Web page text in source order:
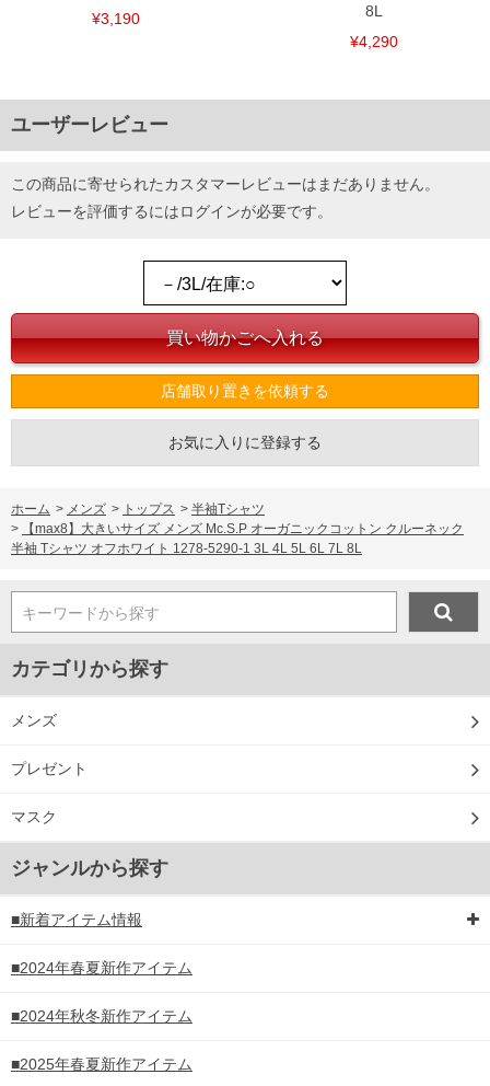
¥3,190
8L
¥4,290
ユーザーレビュー
この商品に寄せられたカスタマーレビューはまだありません。
レビューを評価するにはログインが必要です。
店舗取り置きを依頼する
お気に入りに登録する
ホーム > メンズ > トップス > 半袖Tシャツ
>
【max8】大きいサイズ メンズ Mc.S.P オーガニックコットン クルーネック
半袖 Tシャツ オフホワイト 1278-5290-1 3L 4L 5L 6L 7L 8L
キーワードから探す
カテゴリから探す
メンズ
プレゼント
マスク
ジャンルから探す
■新着アイテム情報
■2024年春夏新作アイテム
■2024年秋冬新作アイテム
■2025年春夏新作アイテム